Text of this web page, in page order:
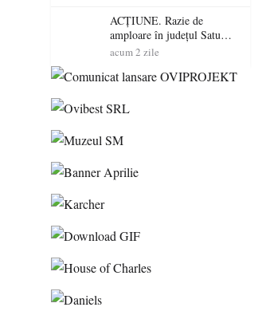
RTP?
ACȚIUNE. Razie de
amploare în județul Satu
Mare! Polițiștii au dat sute
șoferi fără permis într-o
acum 2 zile